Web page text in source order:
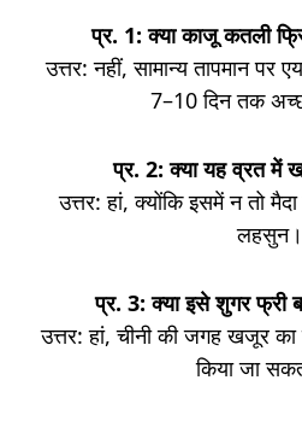
प्र. 1: क्या काजू कतली
उत्तर: नहीं, सामान्य तापमान पर
7–10 दिन तक
प्र. 2: क्या यह व्रत में
उत्तर: हां, क्योंकि इसमें न तो
लहसुन।
प्र. 3: क्या इसे शुगर फ्री
उत्तर: हां, चीनी की जगह खजूर का
किया जा